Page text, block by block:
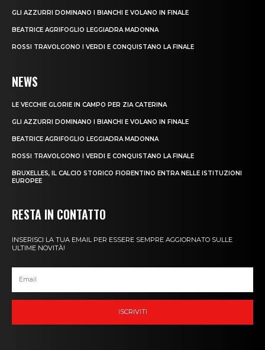
GLI AZZURRI DOMINANO I BIANCHI E VOLANO IN FINALE
BEATRICE AGRIFOGLIO LEGGIADRA MADONNA
ROSSI TRAVOLGONO I VERDI E CONQUISTANO LA FINALE
NEWS
LE VECCHIE GLORIE IN CAMPO PER ZIA CATERINA
GLI AZZURRI DOMINANO I BIANCHI E VOLANO IN FINALE
BEATRICE AGRIFOGLIO LEGGIADRA MADONNA
ROSSI TRAVOLGONO I VERDI E CONQUISTANO LA FINALE
BRUXELLES, IL CALCIO STORICO FIORENTINO ENTRA NELLE ISTITUZIONI
EUROPEE
RESTA IN CONTATTO
INSERISCI LA TUA EMAIL PER ESSERE SEMPRE AGGIORNATO SULLE
ULTIME NOVITÀ!
ISCRIVITI